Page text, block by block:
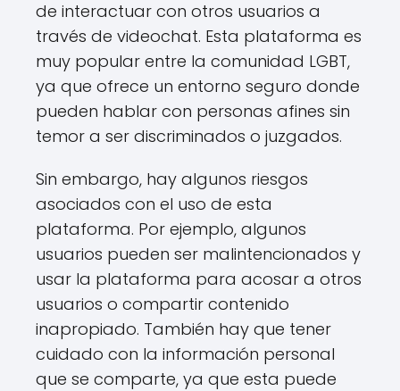
de interactuar con otros usuarios a
través de videochat. Esta plataforma es
muy popular entre la comunidad LGBT,
ya que ofrece un entorno seguro donde
pueden hablar con personas afines sin
temor a ser discriminados o juzgados.
Sin embargo, hay algunos riesgos
asociados con el uso de esta
plataforma. Por ejemplo, algunos
usuarios pueden ser malintencionados y
usar la plataforma para acosar a otros
usuarios o compartir contenido
inapropiado. También hay que tener
cuidado con la información personal
que se comparte, ya que esta puede